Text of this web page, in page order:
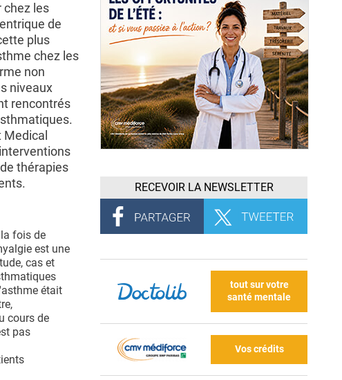
chez les
de
plus
chez les
non
niveaux
rencontrés
thérapies
fois de
est une
cas et
était
cours de
pas
RECEVOIR LA NEWSLETTER
tout sur votre
santé mentale
Vos crédits